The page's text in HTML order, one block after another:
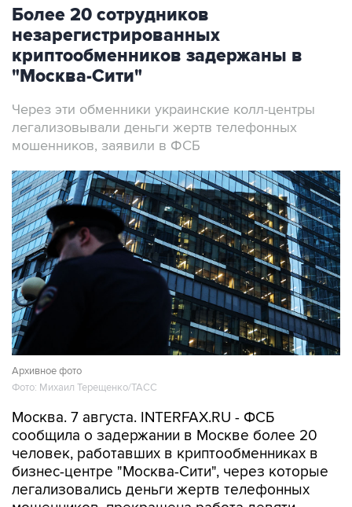
Более 20 сотрудников
незарегистрированных
криптообменников задержаны в
"Москва-Сити"
Через эти обменники украинские колл-центры
легализовывали деньги жертв телефонных
мошенников, заявили в ФСБ
Архивное фото
Фото: Михаил Терещенко/ТАСС
Москва. 7 августа. INTERFAX.RU - ФСБ
сообщила о задержании в Москве более 20
человек, работавших в криптообменниках в
бизнес-центре "Москва-Сити", через которые
легализовались деньги жертв телефонных